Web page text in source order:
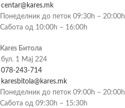
centar@kares.mk
Понеделник до петок 09:30h – 20:00h
Сабота од 10:00h – 16:00h
Kares Битола
бул. 1 Мај 224
078-243-714
karesbitola@kares.mk
Понеделник до петок 09:00h – 20:00h
Сабота од 09:30h – 15:30h